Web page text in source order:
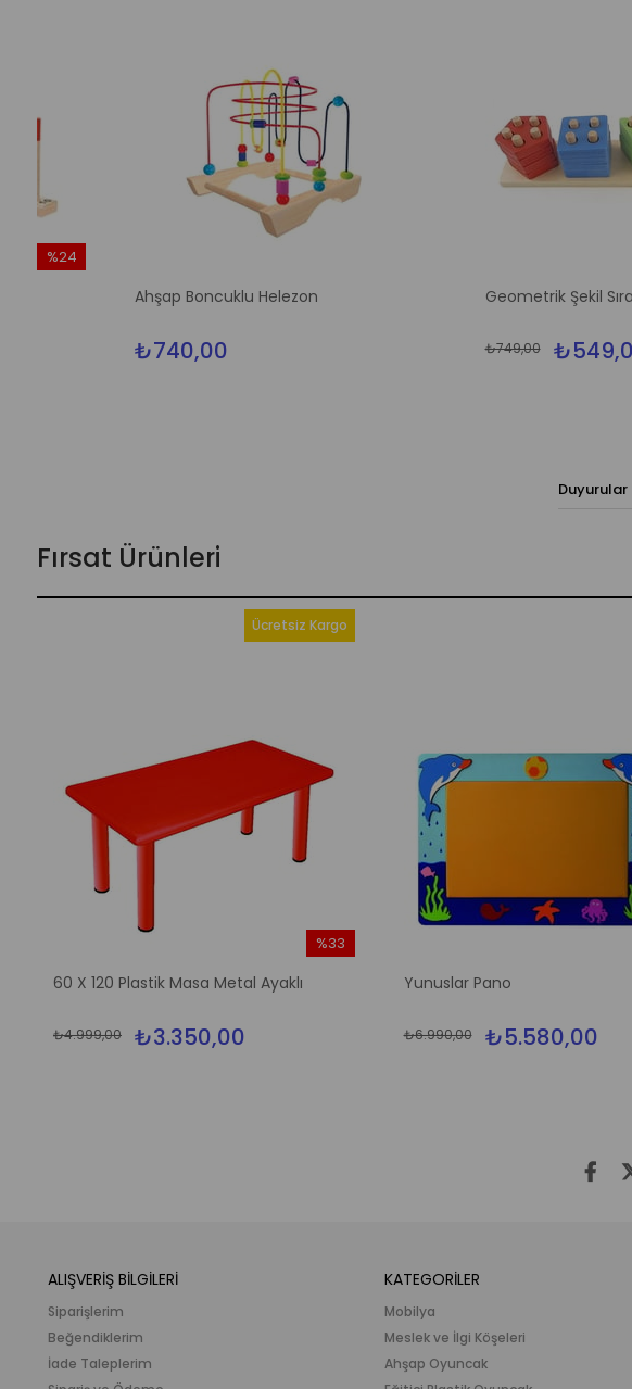
Ahşap Boncuklu Helezon
₺740,00
Geometrik Şekil Sıralama
₺549,00
Duyurular
Fırsat Ürünleri
60 X 120 Plastik Masa Metal Ayaklı
₺3.350,00
₺4.999,00
%33
Ücretsiz Kargo
Yunuslar Pano
₺5.580,00
₺6.990,00
ALIŞVERİŞ BİLGİLERİ
Siparişlerim
Beğendiklerim
İade Taleplerim
KATEGORİLER
Mobilya
Meslek ve İlgi Köşeleri
Ahşap Oyuncak